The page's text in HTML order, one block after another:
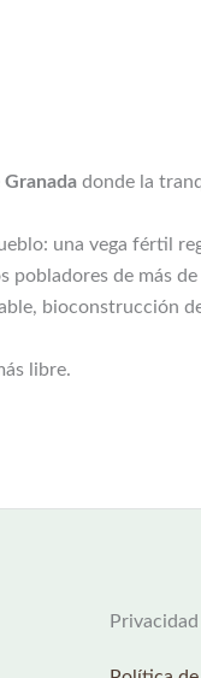
Granada donde la
una vega fértil
pobladores de más de
bioconstrucción
libre.
Privacidad